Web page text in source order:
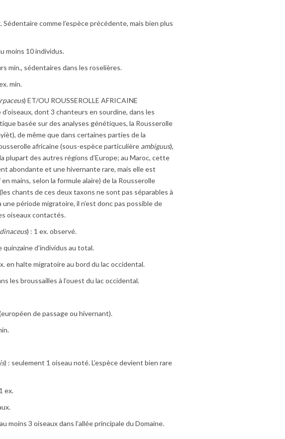
Sédentaire comme l’espèce précédente, mais bien plus
moins 10 individus.
min., sédentaires dans les roselières.
min.
) ET/OU ROUSSEROLLE AFRICAINE
d’oiseaux, dont 3 chanteurs en sourdine, dans les
basée sur des analyses génétiques, la Rousserolle
de même que dans certaines parties de la
africaine (sous-espèce particulière ambiguus),
plupart des autres régions d’Europe; au Maroc, cette
abondante et une hivernante rare, mais elle est
mains, selon la formule alaire) de la Rousserolle
chants de ces deux taxons ne sont pas séparables à
période migratoire, il n’est donc pas possible de
oiseaux contactés.
) : 1 ex. observé.
quinzaine d’individus au total.
en halte migratoire au bord du lac occidental.
les broussailles à l’ouest du lac occidental.
de passage ou hivernant).
) : seulement 1 oiseau noté. L’espèce devient bien rare
ex.
moins 3 oiseaux dans l’allée principale du Domaine.